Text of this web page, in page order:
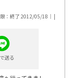
限：終了 2012/05/18｜ |
送る